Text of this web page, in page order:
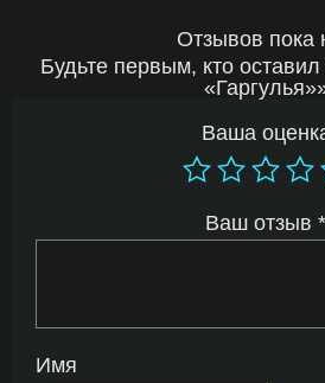
Отзывов пока
Будьте первым, кто
Ваша
Ваш отзыв *
Имя